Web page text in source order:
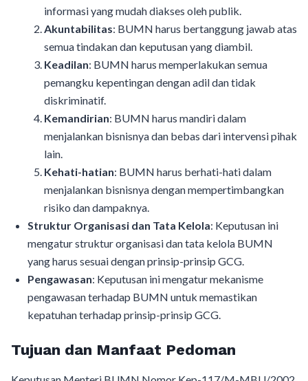
informasi yang mudah diakses oleh publik.
Akuntabilitas: BUMN harus bertanggung jawab atas
semua tindakan dan keputusan yang diambil.
Keadilan: BUMN harus memperlakukan semua
pemangku kepentingan dengan adil dan tidak
diskriminatif.
Kemandirian: BUMN harus mandiri dalam
menjalankan bisnisnya dan bebas dari intervensi pihak
lain.
Kehati-hatian: BUMN harus berhati-hati dalam
menjalankan bisnisnya dengan mempertimbangkan
risiko dan dampaknya.
Struktur Organisasi dan Tata Kelola: Keputusan ini
mengatur struktur organisasi dan tata kelola BUMN
yang harus sesuai dengan prinsip-prinsip GCG.
Pengawasan: Keputusan ini mengatur mekanisme
pengawasan terhadap BUMN untuk memastikan
kepatuhan terhadap prinsip-prinsip GCG.
Tujuan dan Manfaat Pedoman